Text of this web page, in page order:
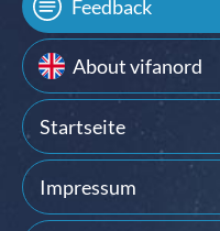
Feedback
About vifanord
Startseite
Impressum